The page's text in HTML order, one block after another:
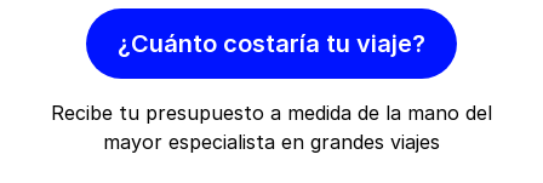
¿Cuánto costaría tu viaje?
Recibe tu presupuesto a medida de la mano del
mayor especialista en grandes viajes